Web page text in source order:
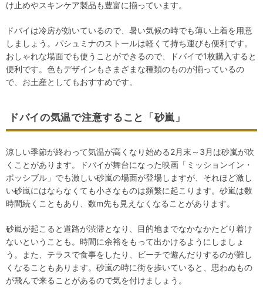
け止めやスキンケア製品も豊富に揃っています。
ドバイは冷房が効いているので、暑い気候の時でも薄い上着を用意
しましょう。パシュミナのストールは軽くて持ち運びも便利です。
おしゃれな場面でも使うことができるので、ドバイで1枚購入すると
便利です。色もデザインもさまざまな種類のものが揃っているの
で、お土産としてもおすすめです。
ドバイの気温で注意すること「砂嵐」
涼しい季節が終わって気温が高くなり始める2月末～3月は砂嵐が吹
くことがあります。ドバイが舞台になった映画「ミッションイン・
ポッシブル」でも激しい砂嵐の場面が登場しますが、それほど激し
い砂嵐にはならなくても小さなものは頻繁に起こります。砂嵐は数
時間続くこともあり、数m先も見えなくなることがあります。
砂嵐が起こると道路が渋滞となり、目的地までなかなかたどり着け
ないということも。時間に余裕をもって出かけるようにしましょ
う。また、テラスで食事をしたり、ビーチで遊んだりするのが難し
くなることもあります。砂嵐の時に街を歩いていると、思わぬもの
が飛んで来ることがあるので気を付けましょう。